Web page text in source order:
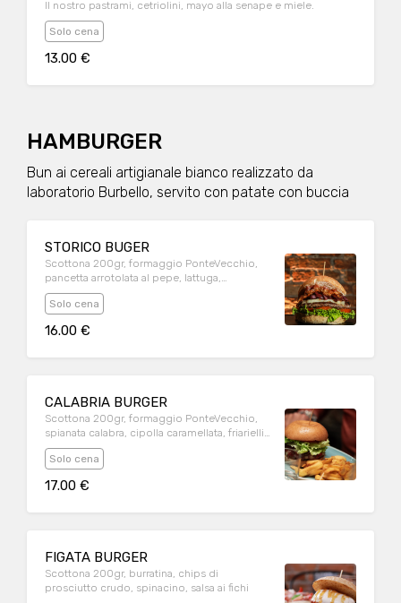
Il nostro pastrami, cetriolini, mayo alla senape e miele.
Solo cena
13.00 €
HAMBURGER
Bun ai cereali artigianale bianco realizzato da
laboratorio Burbello, servito con patate con buccia
STORICO BUGER
Scottona 200gr, formaggio PonteVecchio,
pancetta arrotolata al pepe, lattuga,
pomodoro, cipolla caramellata, salsa bbq
Solo cena
16.00 €
CALABRIA BURGER
Scottona 200gr, formaggio PonteVecchio,
spianata calabra, cipolla caramellata, friarielli,
salsa Mexican Dip.
Solo cena
17.00 €
FIGATA BURGER
Scottona 200gr, burratina, chips di
prosciutto crudo, spinacino, salsa ai fichi